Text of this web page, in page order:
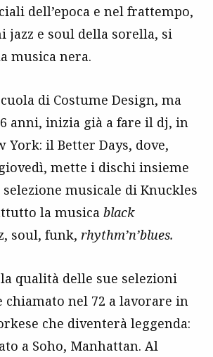
dell’epoca e nel frattempo,
jazz e soul della sorella, si
musica nera.
di Costume Design, ma
anni, inizia già a fare il dj, in
York: il Better Days, dove,
mette i dischi insieme
selezione musicale di Knuckles
la musica black
soul, funk, rhythm’n’blues.
qualità delle sue selezioni
chiamato nel 72 a lavorare in
che diventerà leggenda:
a Soho, Manhattan. Al